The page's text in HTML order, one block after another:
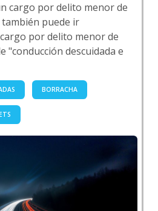
cargo por delito menor de
también puede ir
por delito menor de
"conducción descuidada e
BORRACHA